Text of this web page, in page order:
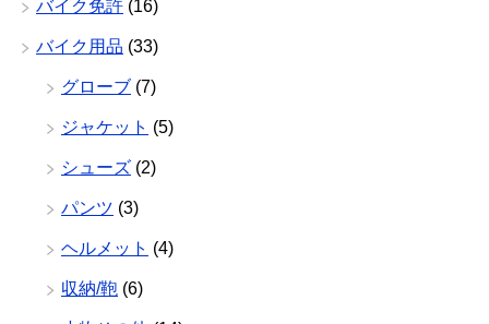
バイク免許 (16)
バイク用品 (33)
グローブ (7)
ジャケット (5)
シューズ (2)
パンツ (3)
ヘルメット (4)
収納/鞄 (6)